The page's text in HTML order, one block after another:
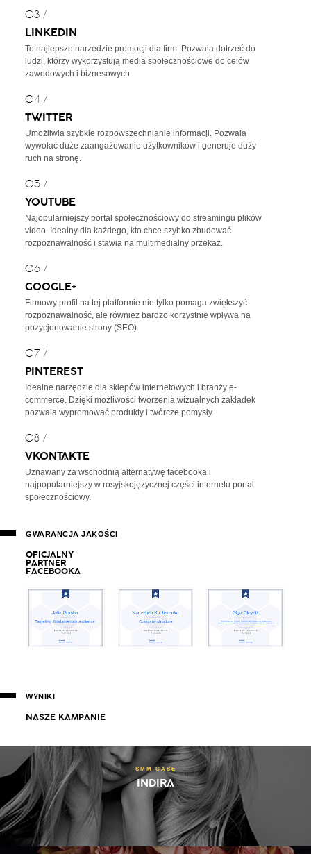
03 /
LINKEDIN
To najlepsze narzędzie promocji dla firm. Pozwala dotrzeć do
ludzi, którzy wykorzystują media społecznościowe do celów
zawodowych i biznesowych.
04 /
TWITTER
Umożliwia szybkie rozpowszechnianie informacji. Pozwala
wywołać duże zaangażowanie użytkowników i generuje duży
ruch na stronę.
05 /
YOUTUBE
Najopularniejszy portal społecznościowy do streamingu plików
video. Idealny dla każdego, kto chce szybko zbudować
rozpoznawalność i stawia na multimedialny przekaz.
06 /
GOOGLE+
Firmowy profil na tej platformie nie tylko pomaga zwiększyć
rozpoznawalność, ale również bardzo korzystnie wpływa na
pozycjonowanie strony (SEO).
07 /
PINTEREST
Idealne narzędzie dla sklepów internetowych i branży e-
commerce. Dzięki możliwości tworzenia wizualnych zakładek
pozwala wypromować produkty i twórcze pomysły.
08 /
VKONTAKTE
Uznawany za wschodnią alternatywę facebooka i
najpopularniejszy w rosyjskojęzycznej części internetu portal
społecznościowy.
GWARANCJA JAKOŚCI
OFICJALNY
PARTNER
FACEBOOKA
WYNIKI
NASZE KAMPANIE
SMM CASE
INDIRA